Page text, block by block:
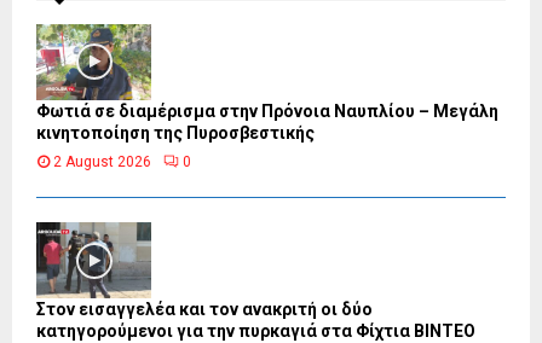
Φωτιά σε διαμέρισμα στην Πρόνοια Ναυπλίου – Μεγάλη
κινητοποίηση της Πυροσβεστικής
2 August 2026 0
Στον εισαγγελέα και τον ανακριτή οι δύο
κατηγορούμενοι για την πυρκαγιά στα Φίχτια ΒΙΝΤΕΟ